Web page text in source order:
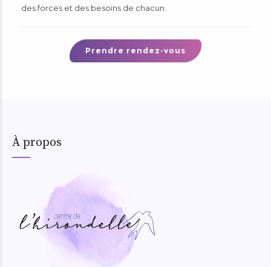
des forces et des besoins de chacun.
Prendre rendez-vous
À propos